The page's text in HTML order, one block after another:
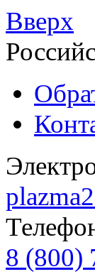
Вверх
8 (800)